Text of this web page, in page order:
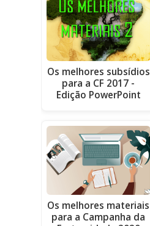
Os melhores subsídios
para a CF 2017 -
Edição PowerPoint
Os melhores materiais
para a Campanha da